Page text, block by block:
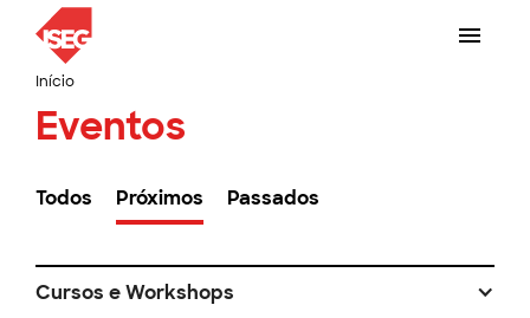
Início
Eventos
Todos Próximos Passados
Cursos e Workshops